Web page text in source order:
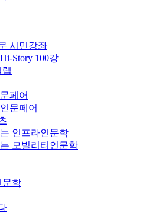
시민강좌
Story 100강
페어
문페어
인프라인문학
모빌리티인문학
문학